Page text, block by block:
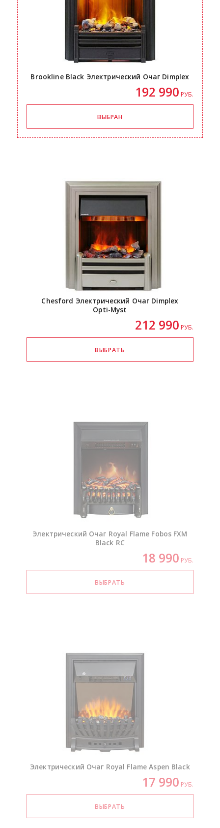
Brookline Black Электрический Очаг Dimplex
192 990 РУБ.
Chesford Электрический Очаг Dimplex
Opti-Myst
212 990 РУБ.
Электрический Очаг Royal Flame Fobos FXM
Black RC
18 990 РУБ.
Электрический Очаг Royal Flame Aspen Black
17 990 РУБ.